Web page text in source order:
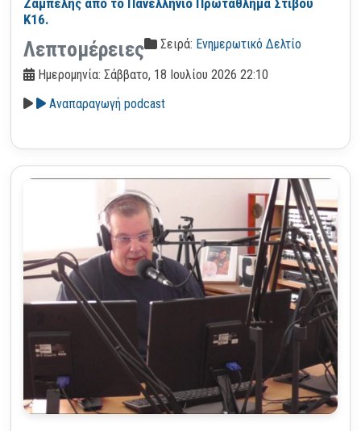
Κ16.
Λεπτομέρειες Σειρά: Ενημερωτικό Δελτίο
Ημερομηνία: Σάββατο, 18 Ιουλίου 2026 22:10
Αναπαραγωγή podcast